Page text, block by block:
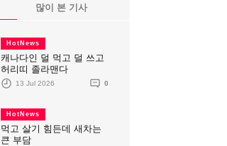
많이 본 기사
HotNews
캐나다인 덜 먹고 덜 쓰고
허리띠 졸라맨다
13 Jul 2026 0
HotNews
먹고 살기 힘든데 새차는
큰 부담